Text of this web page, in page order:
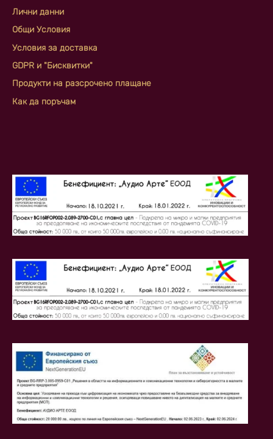
Лични данни
Общи Условия
Условия за доставка
GDPR и "Бисквитки"
Продукти на разсрочено плащане
Как да поръчам